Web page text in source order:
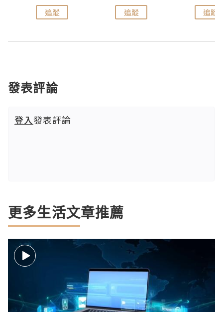
追蹤 追蹤 追蹤
發表評論
登入發表評論
更多生活文章推薦